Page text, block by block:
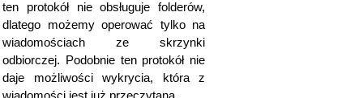
ten protokół nie obsługuje folderów,
dlatego możemy operować tylko na
wiadomościach ze skrzynki
odbiorczej. Podobnie ten protokół nie
daje możliwości wykrycia, która z